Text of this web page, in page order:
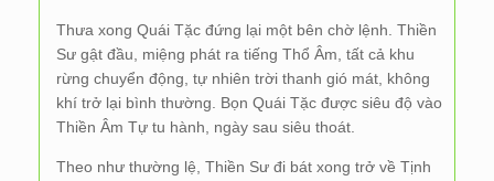
Thưa xong Quái Tặc đứng lại một bên chờ lệnh. Thiền
Sư gật đầu, miệng phát ra tiếng Thổ Âm, tất cả khu
rừng chuyển động, tự nhiên trời thanh gió mát, không
khí trở lại bình thường. Bọn Quái Tặc được siêu độ vào
Thiền Âm Tự tu hành, ngày sau siêu thoát.
Theo như thường lệ, Thiền Sư đi bát xong trở về Tịnh